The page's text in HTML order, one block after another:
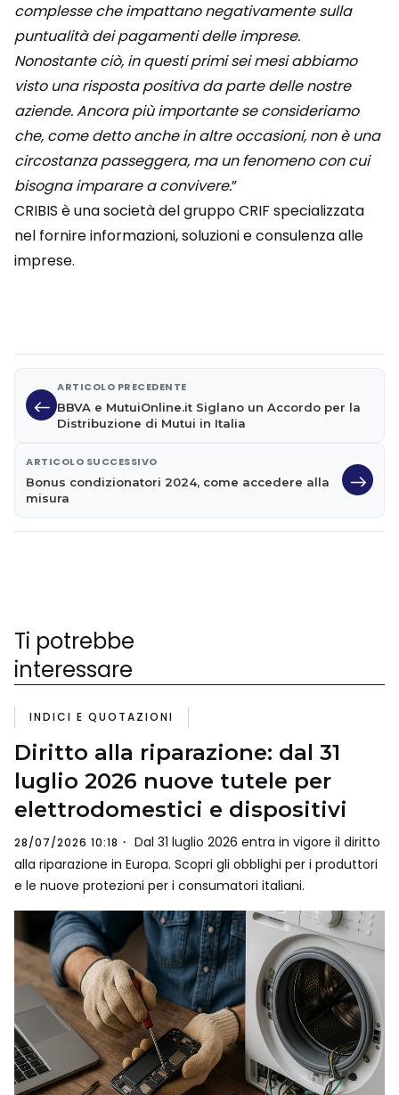
complesse che impattano negativamente sulla
puntualità dei pagamenti delle imprese.
Nonostante ciò, in questi primi sei mesi abbiamo
visto una risposta positiva da parte delle nostre
aziende. Ancora più importante se consideriamo
che, come detto anche in altre occasioni, non è una
circostanza passeggera, ma un fenomeno con cui
bisogna imparare a convivere.”
CRIBIS è una società del gruppo CRIF specializzata
nel fornire informazioni, soluzioni e consulenza alle
imprese.
ARTICOLO PRECEDENTE
BBVA e MutuiOnline.it Siglano un Accordo per la
Distribuzione di Mutui in Italia
ARTICOLO SUCCESSIVO
Bonus condizionatori 2024, come accedere alla
misura
Ti potrebbe
interessare
INDICI E QUOTAZIONI
Diritto alla riparazione: dal 31
luglio 2026 nuove tutele per
elettrodomestici e dispositivi
28/07/2026 10:18
Dal 31 luglio 2026 entra in vigore il diritto
alla riparazione in Europa. Scopri gli obblighi per i produttori
e le nuove protezioni per i consumatori italiani.